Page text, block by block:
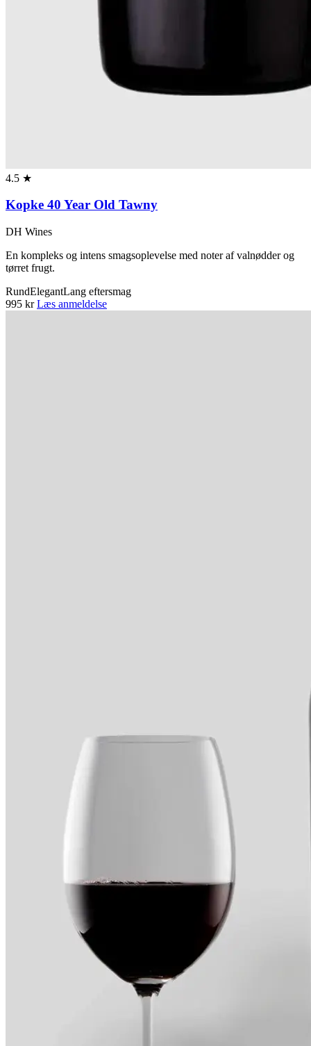
4.5 ★
Kopke 40 Year Old Tawny
DH Wines
En kompleks og intens smagsoplevelse med noter af valnødder og
tørret frugt.
RundElegantLang eftersmag
995 kr Læs anmeldelse